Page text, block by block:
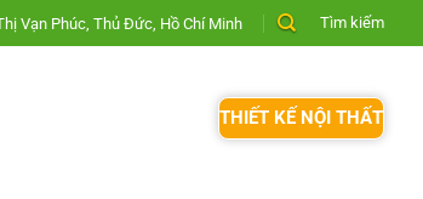
Vạn Phúc, Thủ Đức, Hồ Chí Minh Tìm kiếm
THIẾT KẾ NỘI THẤT